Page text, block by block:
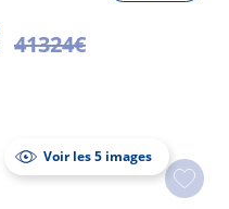
41324€
Voir les 5 images